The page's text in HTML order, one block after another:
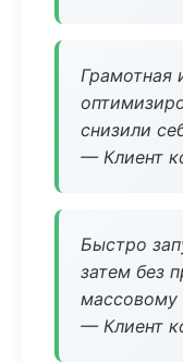
Грамотная
снизили
— Клиент
Быстро
затем без
массовому
— Клиент